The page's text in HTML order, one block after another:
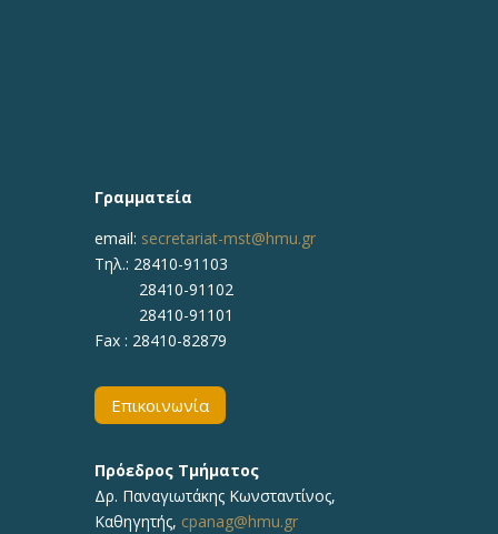
Γραμματεία
email: secretariat-mst@hmu.gr
Τηλ.: 28410-91103
28410-91102
28410-91101
Fax : 28410-82879
Επικοινωνία
Πρόεδρος Τμήματος
Δρ. Παναγιωτάκης Κωνσταντίνος,
Καθηγητής, cpanag@hmu.gr